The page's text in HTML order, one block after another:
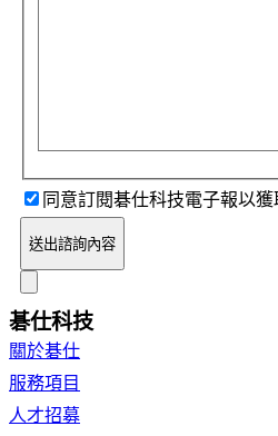
同意訂閱碁仕科技電子報以獲
送出諮詢內容
碁仕科技
關於碁仕
服務項目
人才招募